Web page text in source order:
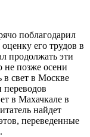
поблагодарил
его трудов в
продолжать эти
не позже осени
в свет в Москве
переводов
в Махачкале в
найдет
переведенные